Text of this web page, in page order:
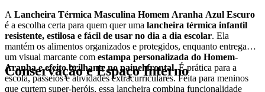
A Lancheira Térmica Masculina Homem Aranha Azul Escuro
é a escolha certa para quem quer uma lancheira térmica infantil
resistente, estilosa e fácil de usar no dia a dia escolar. Ela
mantém os alimentos organizados e protegidos, enquanto entrega
um visual marcante com estampa personalizada do Homem-
Aranha e efeito brilhante no painel frontal. É prática para a
escola, passeios e atividades extracurriculares. Feita para meninos
que curtem super-heróis, essa lancheira combina funcionalidade
Conservação e Espaço Interno